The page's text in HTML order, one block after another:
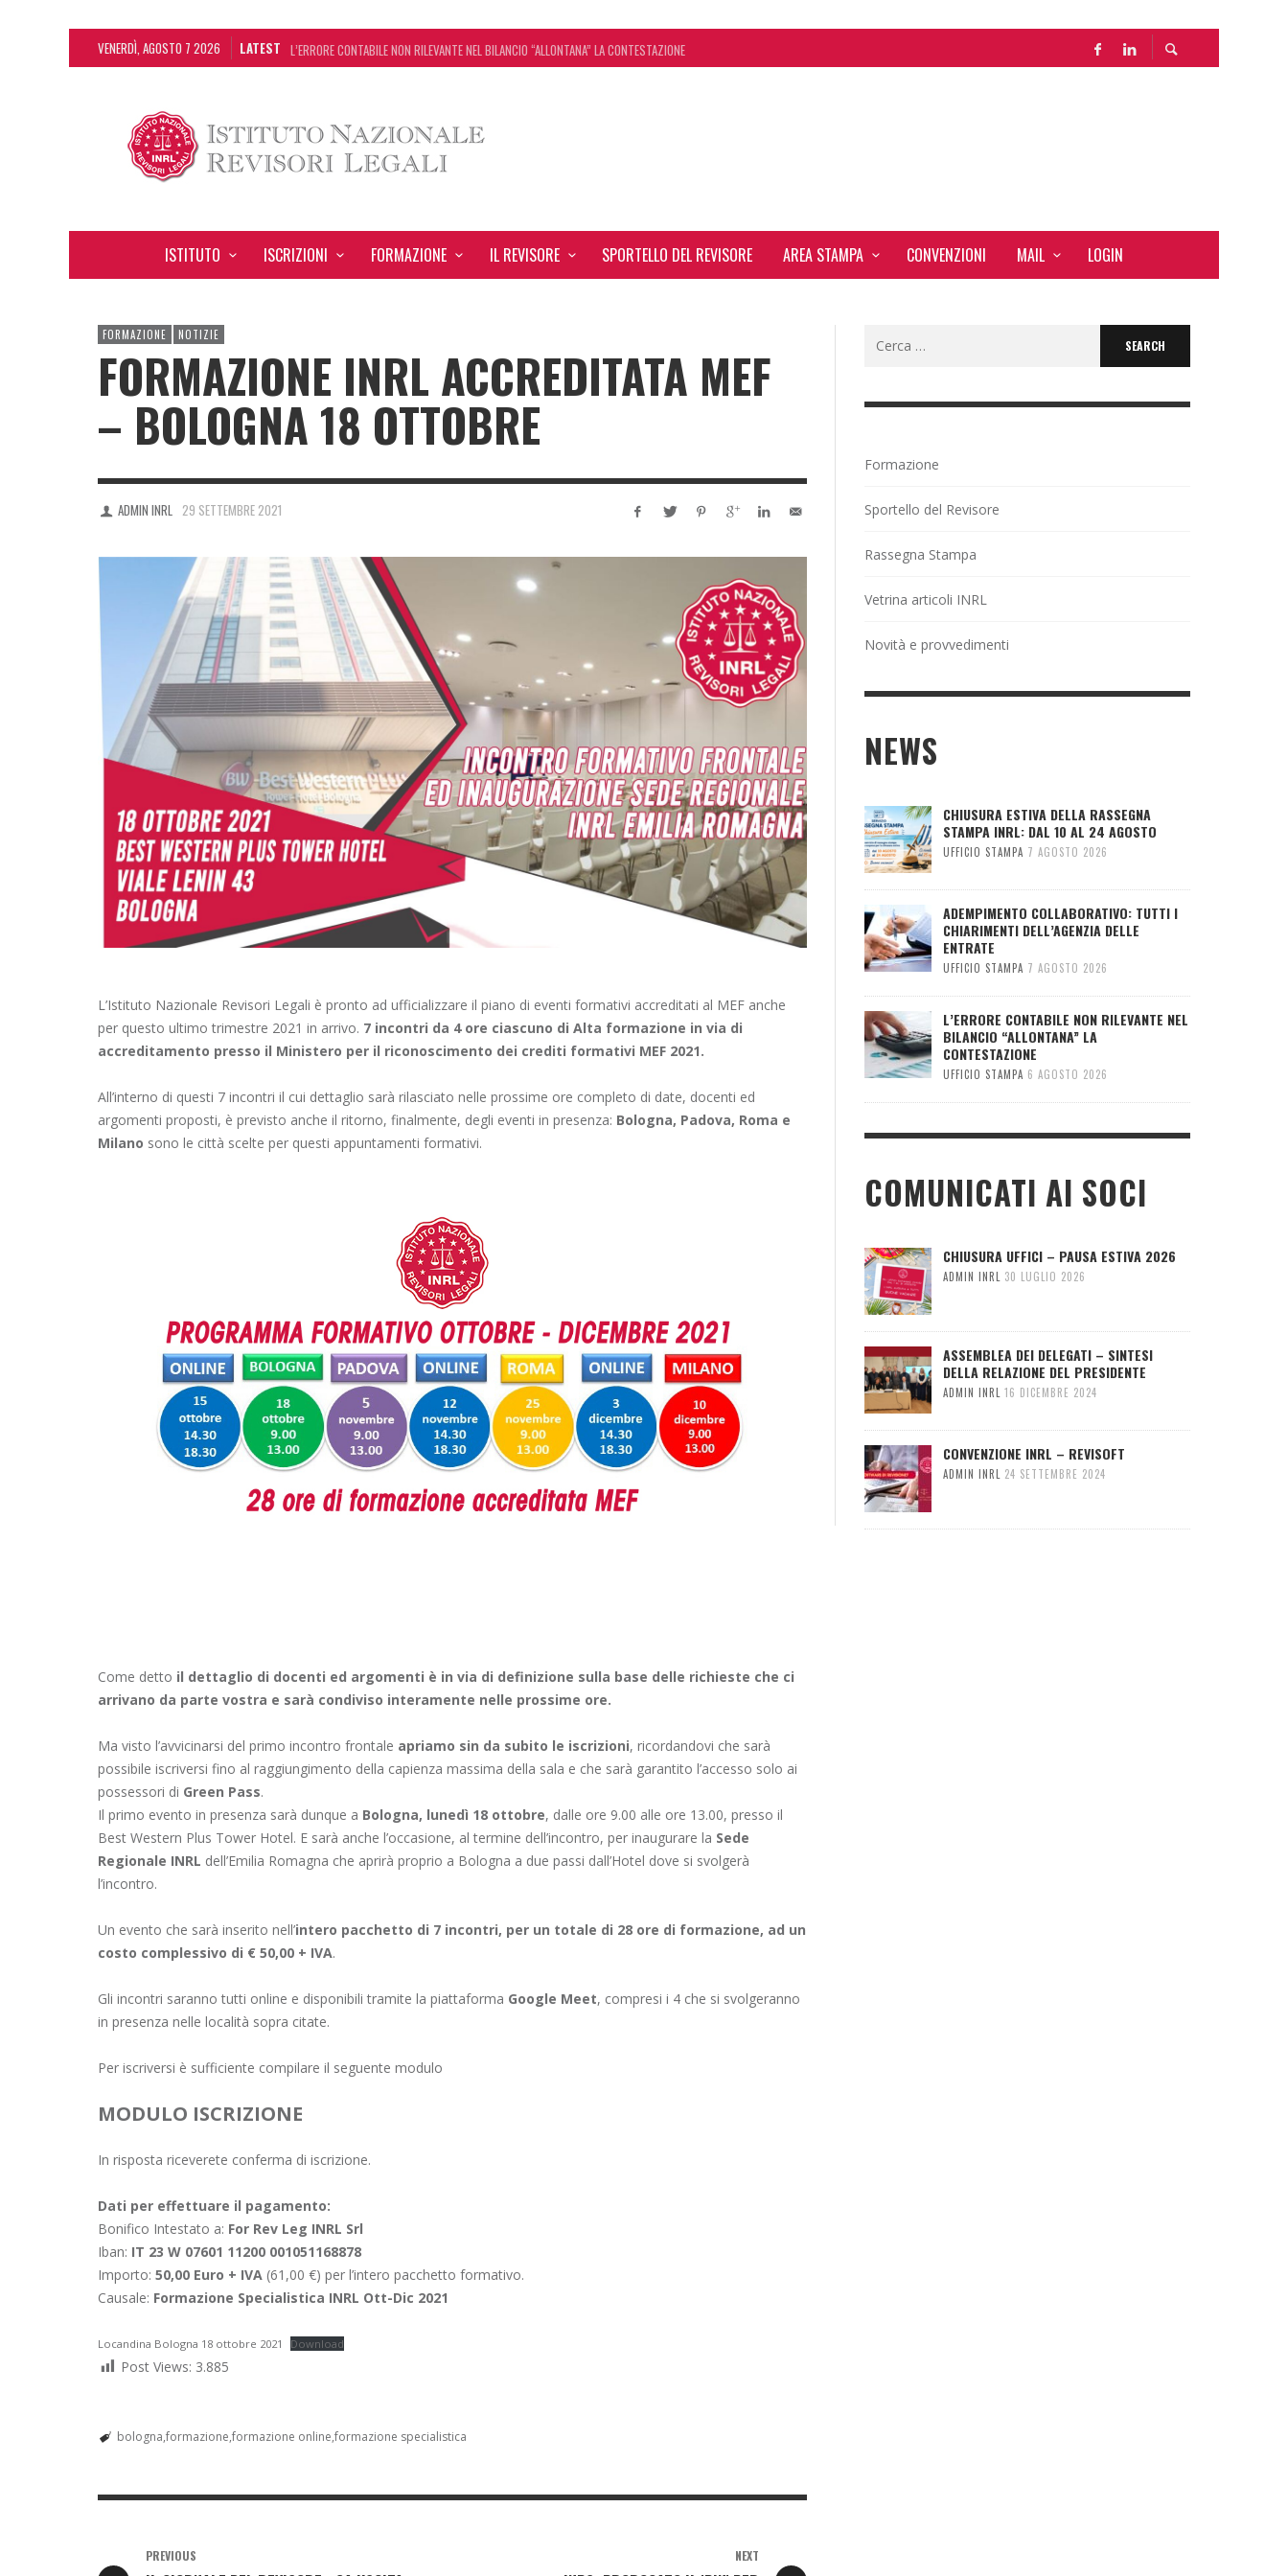
VENERDÌ, AGOSTO 7 2026 LATEST L’ERRORE CONTABILE NON RILEVANTE NEL BILANCIO “ALLONTANA” LA CONTESTAZIONE
DECRETO OMNIBUS: CON IL CONCORDATO UNO ‘SCUDO’ FISCALE DI 4 ANNI
ISTITUTO ISCRIZIONI FORMAZIONE IL REVISORE SPORTELLO DEL REVISORE AREA STAMPA CONVENZIONI MAIL LOGIN
FORMAZIONE NOTIZIE
FORMAZIONE INRL ACCREDITATA MEF
– BOLOGNA 18 OTTOBRE
ADMIN INRL 29 SETTEMBRE 2021
L’Istituto Nazionale Revisori Legali è pronto ad ufficializzare il piano di eventi formativi accreditati al MEF anche
per questo ultimo trimestre 2021 in arrivo. 7 incontri da 4 ore ciascuno di Alta formazione in via di
accreditamento presso il Ministero per il riconoscimento dei crediti formativi MEF 2021.
All’interno di questi 7 incontri il cui dettaglio sarà rilasciato nelle prossime ore completo di date, docenti ed
argomenti proposti, è previsto anche il ritorno, finalmente, degli eventi in presenza: Bologna, Padova, Roma e
Milano sono le città scelte per questi appuntamenti formativi.
Come detto il dettaglio di docenti ed argomenti è in via di definizione sulla base delle richieste che ci
arrivano da parte vostra e sarà condiviso interamente nelle prossime ore.
Ma visto l’avvicinarsi del primo incontro frontale apriamo sin da subito le iscrizioni, ricordandovi che sarà
possibile iscriversi fino al raggiungimento della capienza massima della sala e che sarà garantito l’accesso solo ai
possessori di Green Pass.
Il primo evento in presenza sarà dunque a Bologna, lunedì 18 ottobre, dalle ore 9.00 alle ore 13.00, presso il
Best Western Plus Tower Hotel. E sarà anche l’occasione, al termine dell’incontro, per inaugurare la Sede
Regionale INRL dell’Emilia Romagna che aprirà proprio a Bologna a due passi dall’Hotel dove si svolgerà
l’incontro.
Un evento che sarà inserito nell’intero pacchetto di 7 incontri, per un totale di 28 ore di formazione, ad un
costo complessivo di € 50,00 + IVA.
Gli incontri saranno tutti online e disponibili tramite la piattaforma Google Meet, compresi i 4 che si svolgeranno
in presenza nelle località sopra citate.
Per iscriversi è sufficiente compilare il seguente modulo
MODULO ISCRIZIONE
In risposta riceverete conferma di iscrizione.
Dati per effettuare il pagamento:
Bonifico Intestato a: For Rev Leg INRL Srl
Iban: IT 23 W 07601 11200 001051168878
Importo: 50,00 Euro + IVA (61,00 €) per l’intero pacchetto formativo.
Causale: Formazione Specialistica INRL Ott-Dic 2021
Locandina Bologna 18 ottobre 2021 Download
Post Views: 3.885
bologna formazione formazione online formazione specialistica
PREVIOUS NEXT
Formazione
Sportello del Revisore
Rassegna Stampa
Vetrina articoli INRL
Novità e provvedimenti
NEWS
CHIUSURA ESTIVA DELLA RASSEGNA
STAMPA INRL: DAL 10 AL 24 AGOSTO
UFFICIO STAMPA 7 AGOSTO 2026
ADEMPIMENTO COLLABORATIVO: TUTTI I
CHIARIMENTI DELL’AGENZIA DELLE
ENTRATE
UFFICIO STAMPA 7 AGOSTO 2026
L’ERRORE CONTABILE NON RILEVANTE NEL
BILANCIO “ALLONTANA” LA
CONTESTAZIONE
UFFICIO STAMPA 6 AGOSTO 2026
COMUNICATI AI SOCI
CHIUSURA UFFICI – PAUSA ESTIVA 2026
ADMIN INRL 30 LUGLIO 2026
ASSEMBLEA DEI DELEGATI – SINTESI
DELLA RELAZIONE DEL PRESIDENTE
ADMIN INRL 16 DICEMBRE 2024
CONVENZIONE INRL – REVISOFT
ADMIN INRL 24 SETTEMBRE 2024